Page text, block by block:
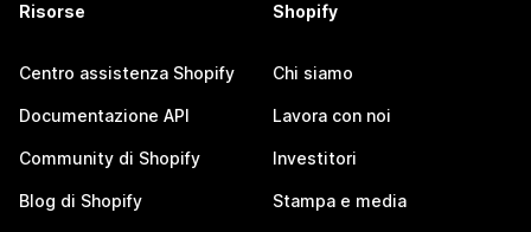
Risorse
Centro assistenza Shopify
Documentazione API
Community di Shopify
Blog di Shopify
Shopify
Chi siamo
Lavora con noi
Investitori
Stampa e media